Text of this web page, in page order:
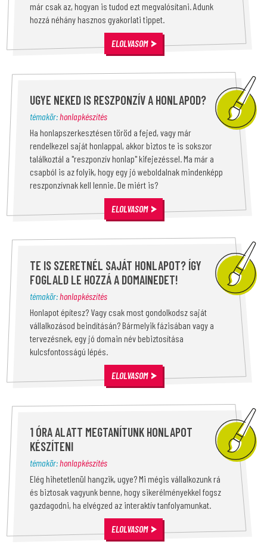
már csak az, hogyan is tudod ezt megvalósítani. Adunk
hozzá néhány hasznos gyakorlati tippet.
ELOLVASOM
UGYE NEKED IS RESZPONZÍV A HONLAPOD?
témakör:honlapkészítés
Ha honlapszerkesztésen töröd a fejed, vagy már
rendelkezel saját honlappal, akkor biztos te is sokszor
találkoztál a "reszponzív honlap" kifejezéssel. Ma már a
csapból is az folyik, hogy egy jó weboldalnak mindenképp
reszponzívnak kell lennie. De miért is?
ELOLVASOM
TE IS SZERETNÉL SAJÁT HONLAPOT? ÍGY
FOGLALD LE HOZZÁ A DOMAINEDET!
témakör:honlapkészítés
Honlapot építesz? Vagy csak most gondolkodsz saját
vállalkozásod beindításán? Bármelyik fázisában vagy a
tervezésnek, egy jó domain név bebiztosítása
kulcsfontosságú lépés.
ELOLVASOM
1 ÓRA ALATT MEGTANÍTUNK HONLAPOT
KÉSZÍTENI
témakör:honlapkészítés
Elég hihetetlenül hangzik, ugye? Mi mégis vállalkozunk rá
és biztosak vagyunk benne, hogy sikerélményekkel fogsz
gazdagodni, ha elvégzed az interaktív tanfolyamunkat.
ELOLVASOM